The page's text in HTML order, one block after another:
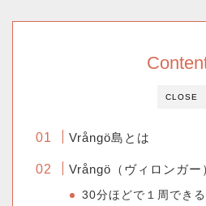
CLOSE
Vrångö島とは
Vrångö（ヴィロンガー
30分ほどで１周できる